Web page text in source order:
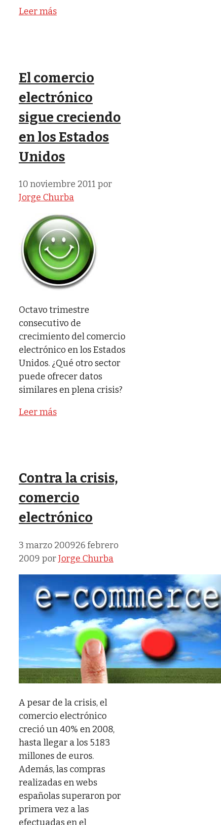
Leer más
El comercio
electrónico
sigue creciendo
en los Estados
Unidos
10 noviembre 2011 por
Jorge Churba
Octavo trimestre
consecutivo de
crecimiento del comercio
electrónico en los Estados
Unidos. ¿Qué otro sector
puede ofrecer datos
similares en plena crisis?
Leer más
Contra la crisis,
comercio
electrónico
3 marzo 200926 febrero
2009 porJorge Churba
A pesar de la crisis, el
comercio electrónico
creció un 40% en 2008,
hasta llegar a los 5.183
millones de euros.
Además, las compras
realizadas en webs
españolas superaron por
primera vez a las
efectuadas en el